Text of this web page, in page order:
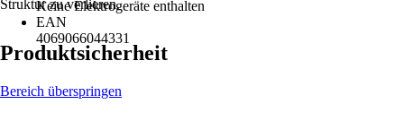
Keine Elektrogeräte enthalten
EAN
4069066044331
Struktur zu verlieren.
Produktsicherheit
Bereich überspringen